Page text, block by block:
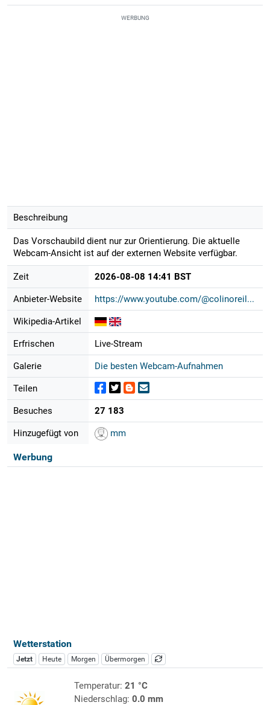
WERBUNG
Beschreibung
Das Vorschaubild dient nur zur Orientierung. Die aktuelle
Webcam-Ansicht ist auf der externen Website verfügbar.
Zeit 2026-08-08 14:41 BST
Anbieter-Website https://www.youtube.com/@colinoreil...
Wikipedia-Artikel
Erfrischen Live-Stream
Galerie Die besten Webcam-Aufnahmen
Teilen
Besuches 27 183
Hinzugefügt von mm
Werbung
Wetterstation
Jetzt Heute Morgen Übermorgen
Temperatur: 21 °C
Niederschlag: 0.0 mm